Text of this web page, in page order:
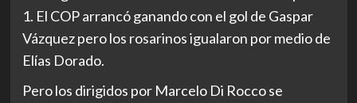
1. El COP arrancó ganando con el gol de Gaspar
Vázquez pero los rosarinos igualaron por medio de
Elías Dorado.
Pero los dirigidos por Marcelo Di Rocco se